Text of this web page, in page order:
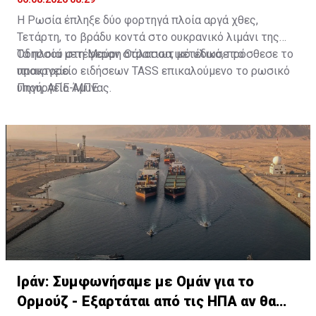
Η Ρωσία έπληξε δύο φορτηγά πλοία αργά χθες,
Τετάρτη, το βράδυ κοντά στο ουκρανικό λιμάνι της
Οδησσού στη Μαύρη Θάλασσα, μετέδωσε το
πρακτορείο ειδήσεων TASS επικαλούμενο το ρωσικό
υπουργείο Άμυνας.
Τα πλοία μετέφεραν στρατιωτικό υλικό, πρόσθεσε το
υπουργείο.
Πηγή: ΑΠΕ-ΜΠΕ
Ιράν: Συμφωνήσαμε με Ομάν για το
Ορμούζ - Εξαρτάται από τις ΗΠΑ αν θα